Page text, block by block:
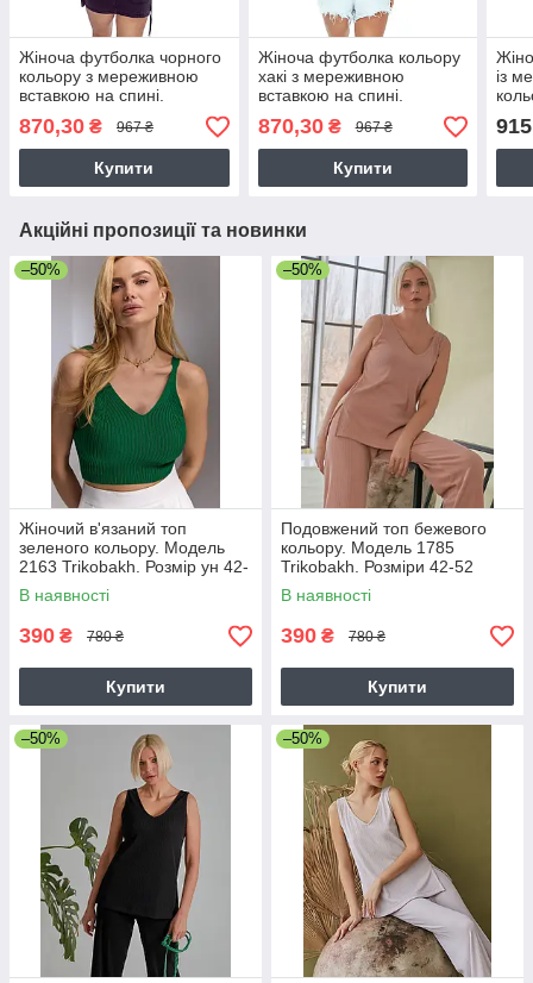
Жіноча футболка чорного
кольору з мереживною
вставкою на спині.
870,30 ₴ 967 ₴
Купити
Жіноча футболка кольору
хакі з мереживною
вставкою на спині.
870,30₴ 967 ₴
Купити
із
915
Акційні пропозиції та новинки
–50%
Жіночий в'язаний топ
зеленого кольору. Модель
2163 Trikobakh. Розмір ун 42-
46
В наявності
390 ₴ 780 ₴
Купити
–50%
Подовжений топ бежевого
кольору. Модель 1785
Trikobakh. Розміри 42-52
В наявності
390 ₴ 780 ₴
Купити
–50% –50%